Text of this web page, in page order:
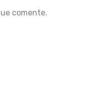
comente.